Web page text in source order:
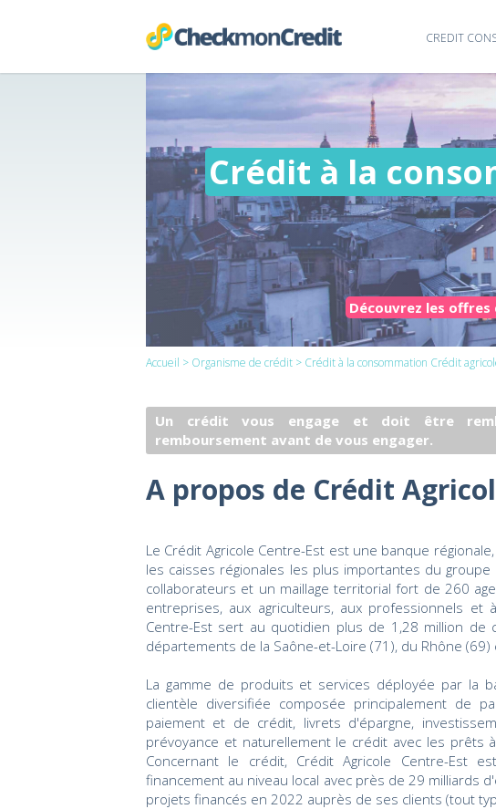
CREDIT
Crédit à la
Découvrez les
Accueil > Organisme de crédit > Crédit à la consommation Crédit
Un crédit vous engage et doit être
remboursement avant de vous engager.
A propos de Crédit
Le Crédit Agricole Centre-Est est une banque
les caisses régionales les plus importantes du
collaborateurs et un maillage territorial fort de 260
entreprises, aux agriculteurs, aux professionnels et
Centre-Est sert au quotidien plus de 1,28 million
départements de la Saône-et-Loire (71), du Rhône (69)
La gamme de produits et services déployée par la
clientèle diversifiée composée principalement de
paiement et de crédit, livrets d'épargne,
prévoyance et naturellement le crédit avec les prêts
Concernant le crédit, Crédit Agricole Centre-Est
financement au niveau local avec près de 29 milliards
projets financés en 2022 auprès de ses clients (tout